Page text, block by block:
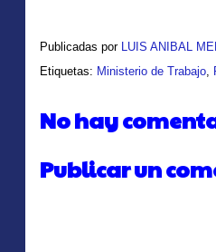
Publicadas por LUIS ANIBAL
Etiquetas: Ministerio de Trabajo,
No hay
Publicar un